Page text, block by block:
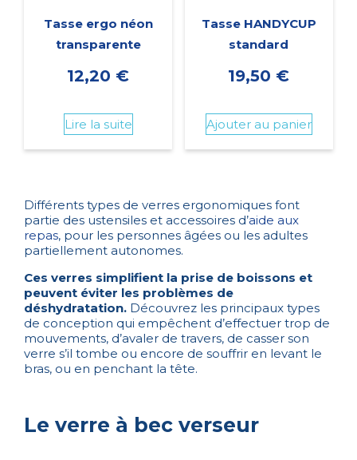
Tasse ergo néon
transparente
12,20 €
Lire la suite
Tasse HANDYCUP
standard
19,50 €
Ajouter au panier
Différents types de verres ergonomiques font
partie des ustensiles et accessoires d’aide aux
repas, pour les personnes âgées ou les adultes
partiellement autonomes.
Ces verres simplifient la prise de boissons et
peuvent éviter les problèmes de
déshydratation. Découvrez les principaux types
de conception qui empêchent d’effectuer trop de
mouvements, d’avaler de travers, de casser son
verre s’il tombe ou encore de souffrir en levant le
bras, ou en penchant la tête.
Le verre à bec verseur